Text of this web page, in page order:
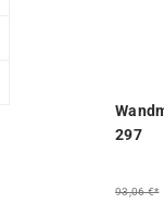
297
93,06 €*